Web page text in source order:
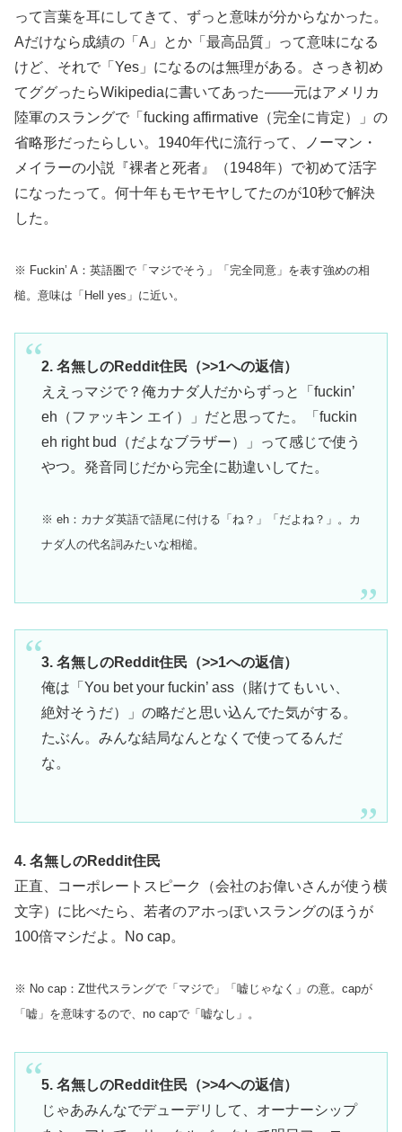
って言葉を耳にしてきて、ずっと意味が分からなかった。
Aだけなら成績の「A」とか「最高品質」って意味になる
けど、それで「Yes」になるのは無理がある。さっき初め
てググったらWikipediaに書いてあった——元はアメリカ
陸軍のスラングで「fucking affirmative（完全に肯定）」の
省略形だったらしい。1940年代に流行って、ノーマン・
メイラーの小説『裸者と死者』（1948年）で初めて活字
になったって。何十年もモヤモヤしてたのが10秒で解決
した。
※ Fuckin’ A：英語圏で「マジでそう」「完全同意」を表す強めの相
槌。意味は「Hell yes」に近い。
2. 名無しのReddit住民（>>1への返信）
ええっマジで？俺カナダ人だからずっと「fuckin’
eh（ファッキン エイ）」だと思ってた。「fuckin
eh right bud（だよなブラザー）」って感じで使う
やつ。発音同じだから完全に勘違いしてた。
※ eh：カナダ英語で語尾に付ける「ね？」「だよね？」。カ
ナダ人の代名詞みたいな相槌。
3. 名無しのReddit住民（>>1への返信）
俺は「You bet your fuckin’ ass（賭けてもいい、
絶対そうだ）」の略だと思い込んでた気がする。
たぶん。みんな結局なんとなくで使ってるんだ
な。
4. 名無しのReddit住民
正直、コーポレートスピーク（会社のお偉いさんが使う横
文字）に比べたら、若者のアホっぽいスラングのほうが
100倍マシだよ。No cap。
※ No cap：Z世代スラングで「マジで」「嘘じゃなく」の意。capが
「嘘」を意味するので、no capで「嘘なし」。
5. 名無しのReddit住民（>>4への返信）
じゃあみんなでデューデリして、オーナーシップ